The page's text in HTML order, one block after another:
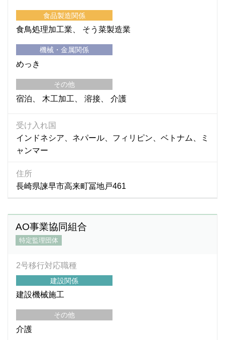
食品製造関係
食鳥処理加工業 そう菜製造業
機械・金属関係
めっき
その他
宿泊 木工加工 溶接 介護
受け入れ国
インドネシア、ネパール、フィリピン、ベトナム、ミ
ャンマー
住所
長崎県諫早市高来町冨地戸461
AO事業協同組合
特定監理団体
2号移行対応職種
建設関係
建設機械施工
その他
介護